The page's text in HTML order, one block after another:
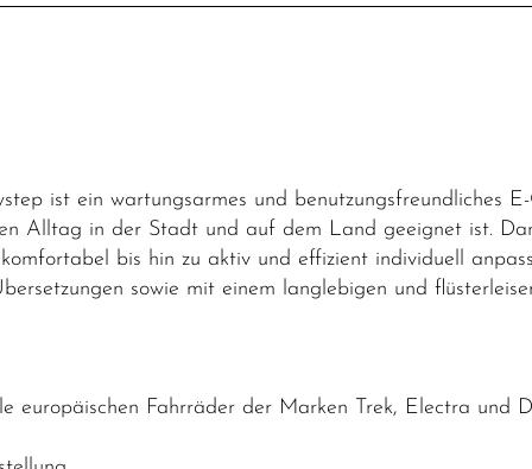
ist ein wartungsarmes und benutzungsfreundliches
Alltag in der Stadt und auf dem Land geeignet ist.
bis hin zu aktiv und effizient individuell
sowie mit einem langlebigen und
europäischen Fahrräder der Marken Trek, Electra und